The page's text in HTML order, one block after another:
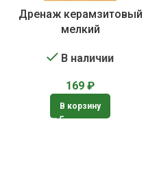
Дренаж керамзитовый
мелкий
В наличии
169 ₽
В корзину